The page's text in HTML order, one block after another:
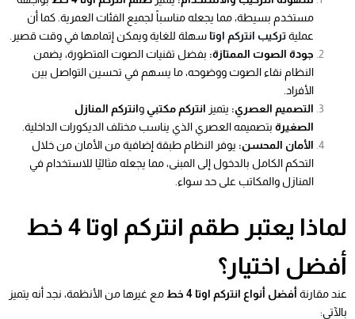
مستخدم بسيطة، مما يجعله مناسباً لجميع الفئات العمرية. كما أن
عمليةتركيب انتركم اوتا سهلة للغاية ويمكن إتمامها في وقت قصير.
جودة الصوت الممتازة: بفضل تقنيات الصوت المتطورة، يضمن
النظام نقاء الصوت ووضوحه، ما يسهم في تحسين التواصل بين
الأفراد.
التصميم العصري: يتميز انتركم مكتبي وانتركم المنازل
الصغيرة بتصميمه العصري الذي يناسب مختلف الديكورات الداخلية.
الأمان المحسن: يوفر النظام طبقة إضافية من الأمان من خلال
التحكم الكامل بالدخول إلى المبنى، مما يجعله مثاليًا للاستخدام في
المنازل والمكاتب على حد سواء.
لماذا يعتبر طقم انتركم اوتا 4 خط
أفضل اختيار؟
عند مقارنة أفضل أنواع انتركم اوتا 4 خط
مع غيرها من الأنظمة، نجد أنه يتميز
بالآتي: